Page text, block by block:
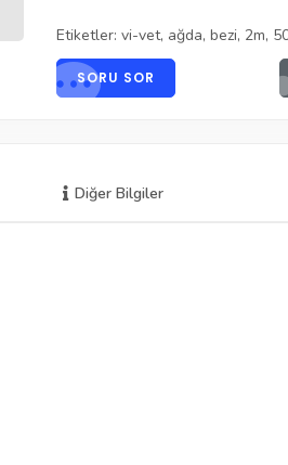
Etiketler: vi-vet, ağda, bezi, 2m,
SORU SOR
Diğer Bilgiler